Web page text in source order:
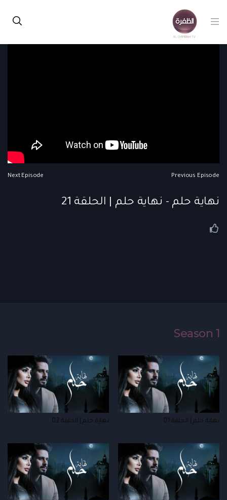
Previous Episode
Next Episode
نهاية حلم - نهاية حلم | الحلقة 21
Season 1
نهاية حلم | الحلقة 01 نهاية حلم | الحلقة 02